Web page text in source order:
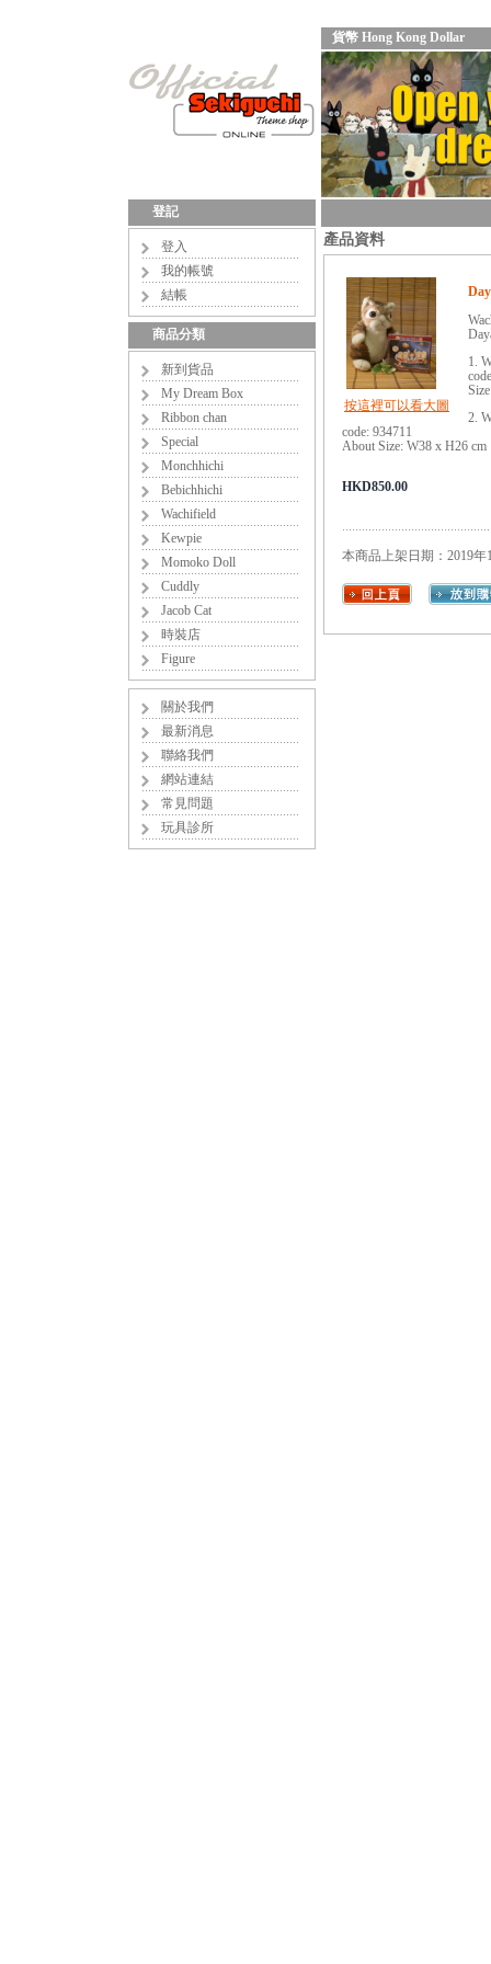
貨幣 Hong Kong Dollar
登記
登入
我的帳號
結帳
商品分類
新到貨品
My Dream Box
Ribbon chan
Special
Monchhichi
Bebichhichi
Wachifield
Kewpie
Momoko Doll
Cuddly
Jacob Cat
時裝店
Figure
關於我們
最新消息
聯絡我們
網站連結
常見問題
玩具診所
產品資料
按這裡可以看大圖
1.
2.
code: 934711
About Size: W38 x H26 cm
HKD850.00
本商品上架日期：2019年